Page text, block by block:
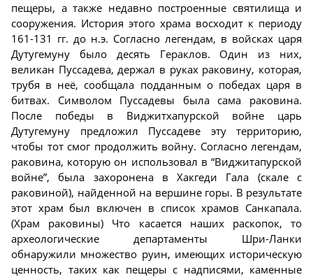
пещеры, а также недавно построенные святилища и
сооружения. История этого храма восходит к периоду
161-131 гг. до н.э. Согласно легендам, в войсках царя
Дутугемуну было десять Гераклов. Один из них,
великан Пуссадева, держал в руках раковину, которая,
трубя в неё, сообщала подданным о победах царя в
битвах. Символом Пуссадевы была сама раковина.
После победы в Виджитхапурской войне царь
Дутугемуну предложил Пуссадеве эту территорию,
чтобы тот смог продолжить войну. Согласно легендам,
раковина, которую он использовал в “Виджитапурской
войне”, была захоронена в Хакгеди Гала (скале с
раковиной), найденной на вершине горы. В результате
этот храм был включен в список храмов Санкапала.
(Храм раковины) Что касается наших раскопок, то
археологические департаменты Шри-Ланки
обнаружили множество руин, имеющих историческую
ценность, таких как пещеры с надписями, каменные